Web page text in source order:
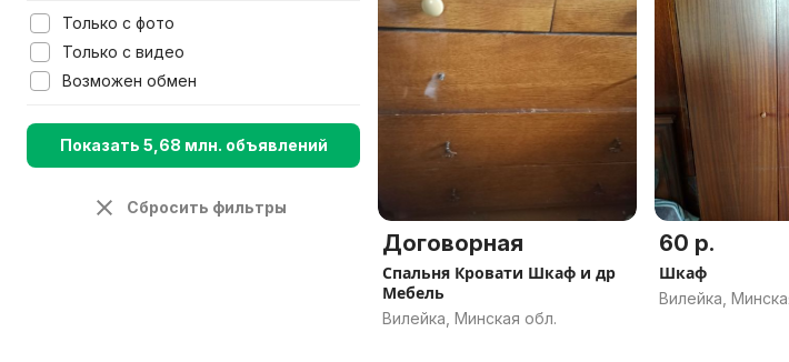
Только с фото
Только с видео
Возможен обмен
Показать 5,68 млн. объявлений
Сбросить фильтры
Договорная
Спальня Кровати Шкаф и др
Мебель
Вилейка, Минская обл.
60 р.
Шкаф
Вилейка,